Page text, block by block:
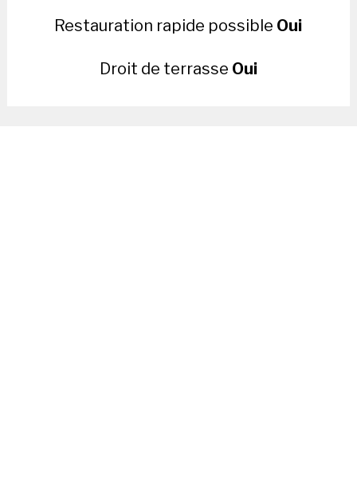
Restauration rapide possible Oui
Droit de terrasse Oui